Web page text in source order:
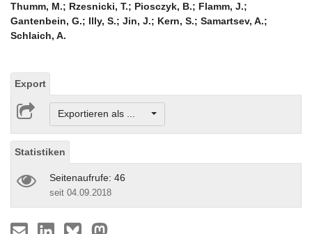
Thumm, M.; Rzesnicki, T.; Piosczyk, B.; Flamm, J.;
Gantenbein, G.; Illy, S.; Jin, J.; Kern, S.; Samartsev, A.;
Schlaich, A.
Export
Exportieren als ...
Statistiken
Seitenaufrufe: 46
seit 04.09.2018